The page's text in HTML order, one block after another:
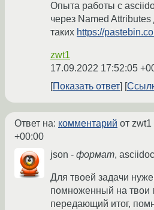
Опыта работы с
через Named
таких https://
zwt1
17.09.2022 17:52:05
Показать ответ
Ответ на: комментарий от zwt1
+00:00
json - формат,
Для твоей задачи
помноженный на твои
передающий итог,